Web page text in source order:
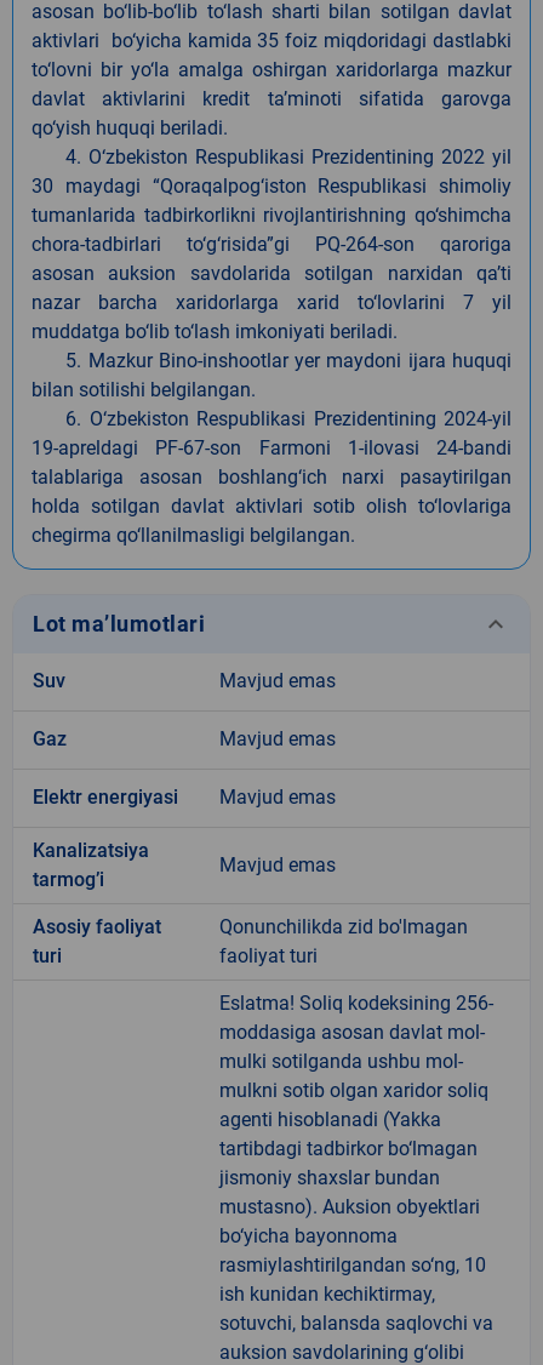
asosan bo‘lib-bo‘lib to‘lash sharti bilan sotilgan davlat
aktivlari bo‘yicha kamida 35 foiz miqdoridagi dastlabki
to‘lovni bir yo‘la amalga oshirgan xaridorlarga mazkur
davlat aktivlarini kredit ta’minoti sifatida garovga
qo‘yish huquqi beriladi.
4. O‘zbekiston Respublikasi Prezidentining 2022 yil
30 maydagi “Qoraqalpog‘iston Respublikasi shimoliy
tumanlarida tadbirkorlikni rivojlantirishning qo‘shimcha
chora-tadbirlari to‘g‘risida”gi PQ-264-son qaroriga
asosan auksion savdolarida sotilgan narxidan qa’ti
nazar barcha xaridorlarga xarid to‘lovlarini 7 yil
muddatga bo‘lib to‘lash imkoniyati beriladi.
5. Mazkur Bino-inshootlar yer maydoni ijara huquqi
bilan sotilishi belgilangan.
6. O‘zbekiston Respublikasi Prezidentining 2024-yil
19-apreldagi PF-67-son Farmoni 1-ilovasi 24-bandi
talablariga asosan boshlang‘ich narxi pasaytirilgan
holda sotilgan davlat aktivlari sotib olish to‘lovlariga
chegirma qo‘llanilmasligi belgilangan.
Lot ma’lumotlari keyboard_arrow_down
Suv Mavjud emas
Gaz Mavjud emas
Elektr energiyasi Mavjud emas
Kanalizatsiya
tarmogʼi
Mavjud emas
Аsosiy faoliyat
turi
Qonunchilikda zid bo'lmagan
faoliyat turi
Eslatma! Soliq kodeksining 256-
moddasiga asosan davlat mol-
mulki sotilganda ushbu mol-
mulkni sotib olgan xaridor soliq
agenti hisoblanadi (Yakka
tartibdagi tadbirkor bo‘lmagan
jismoniy shaxslar bundan
mustasno). Auksion obyektlari
bo‘yicha bayonnoma
rasmiylashtirilgandan so‘ng, 10
ish kunidan kechiktirmay,
sotuvchi, balansda saqlovchi va
auksion savdolarining g‘olibi